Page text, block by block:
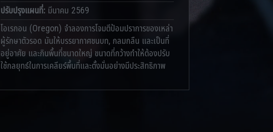
ปรับปรุงแผนที่: มีนาคม 2569
โอเรกอน (Oregon) จำลองการโจมตีป้อมปราการของเหล่า
ผู้รักษาตัวรอด มันให้บรรยากาศชนบท, กลมกลืน และเป็นที่
อยู่อาศัย และกินพื้นที่ขนาดใหญ่ ขนาดที่กว้างทำให้ต้องปรับ
ใช้กลยุทธ์ในการเคลียร์พื้นที่และตั้งมั่นอย่างมีประสิทธิภาพ